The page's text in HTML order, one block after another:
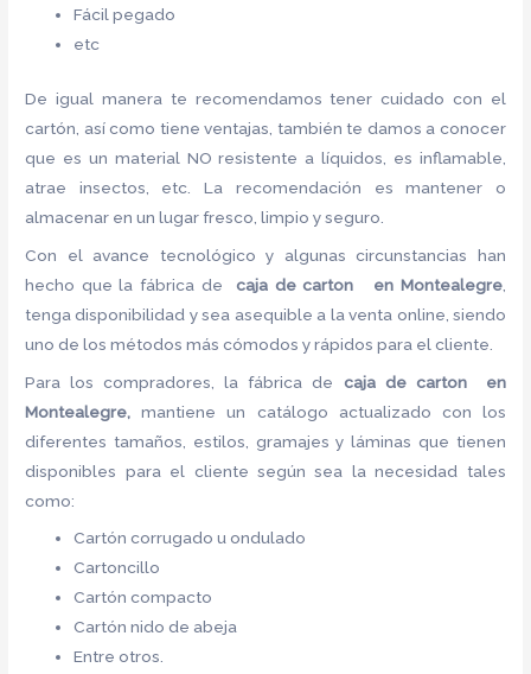
Fácil pegado
etc
De igual manera te recomendamos tener cuidado con el
cartón, así como tiene ventajas, también te damos a conocer
que es un material NO resistente a líquidos, es inflamable,
atrae insectos, etc. La recomendación es mantener o
almacenar en un lugar fresco, limpio y seguro.
Con el avance tecnológico y algunas circunstancias han
hecho que la fábrica de caja de carton en Montealegre,
tenga disponibilidad y sea asequible a la venta online, siendo
uno de los métodos más cómodos y rápidos para el cliente.
Para los compradores, la fábrica de caja de carton en
Montealegre,mantiene un catálogo actualizado con los
diferentes tamaños, estilos, gramajes y láminas que tienen
disponibles para el cliente según sea la necesidad tales
como:
Cartón corrugado u ondulado
Cartoncillo
Cartón compacto
Cartón nido de abeja
Entre otros.